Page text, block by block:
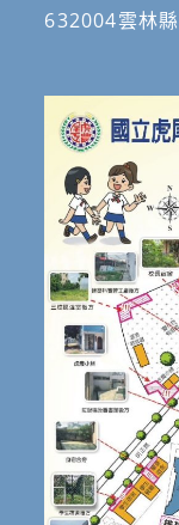
632004雲林